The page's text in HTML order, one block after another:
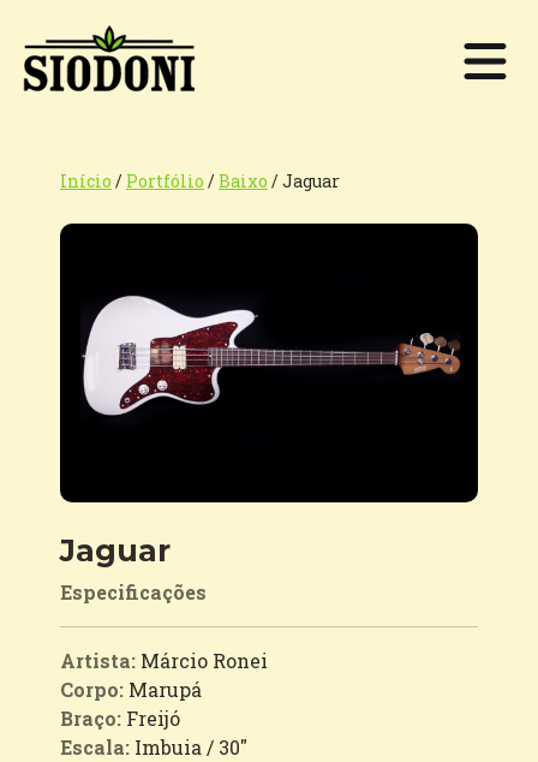
Início / Portfólio /Baixo /Jaguar
Jaguar
Especificações
Artista: Márcio Ronei
Corpo: Marupá
Braço: Freijó
Escala: Imbuia / 30"